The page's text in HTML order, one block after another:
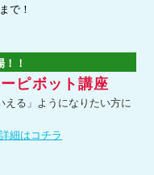
で！
！
ピボット講座
える」ようになりたい方に
細はコチラ